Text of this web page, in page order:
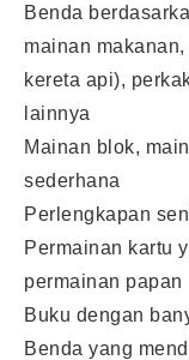
Benda
mainan
kereta api),
lainnya
Mainan blok,
sederhana
Perlengkapan
Permainan kartu
permainan papan
Buku dengan
Benda yang